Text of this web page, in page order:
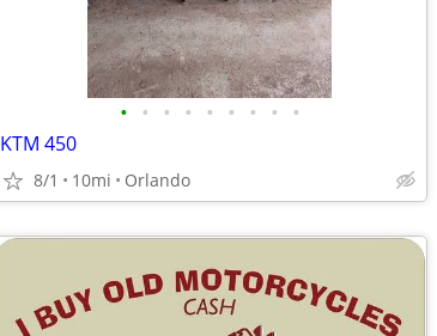
• • • • • • • • •
KTM 450
8/1 10mi Orlando